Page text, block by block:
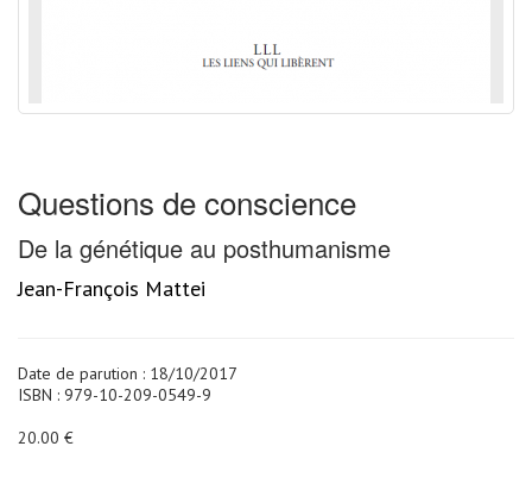
Questions de conscience
De la génétique au posthumanisme
Jean-François Mattei
Date de parution : 18/10/2017
ISBN : 979-10-209-0549-9
20.00 €